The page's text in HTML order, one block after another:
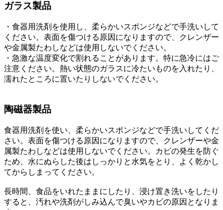
ガラス製品
・食器用洗剤を使用し、柔らかいスポンジなどで手洗いして
ください。表面を傷つける原因になりますので、クレンザー
や金属製たわしなどは使用しないでください。
・急激な温度変化で割れることがあります。特に急冷にはご
注意ください。熱い状態のガラスに冷たいものを入れたり、
濡れたところに置いたりしないでください。
陶磁器製品
食器用洗剤を使い、柔らかいスポンジなどで手洗いしてくだ
さい。表面を傷つける原因になりますので、クレンザーや金
属製たわしなどは使用しないでください。カビの発生を防ぐ
ため、水にぬらした後はしっかりと水気をとり、よく乾かし
てからしまってください。
長時間、食品をいれたままにしたり、浸け置き洗いをしたり
すると、汚れや洗剤がしみ込んで臭いやカビの原因となりま